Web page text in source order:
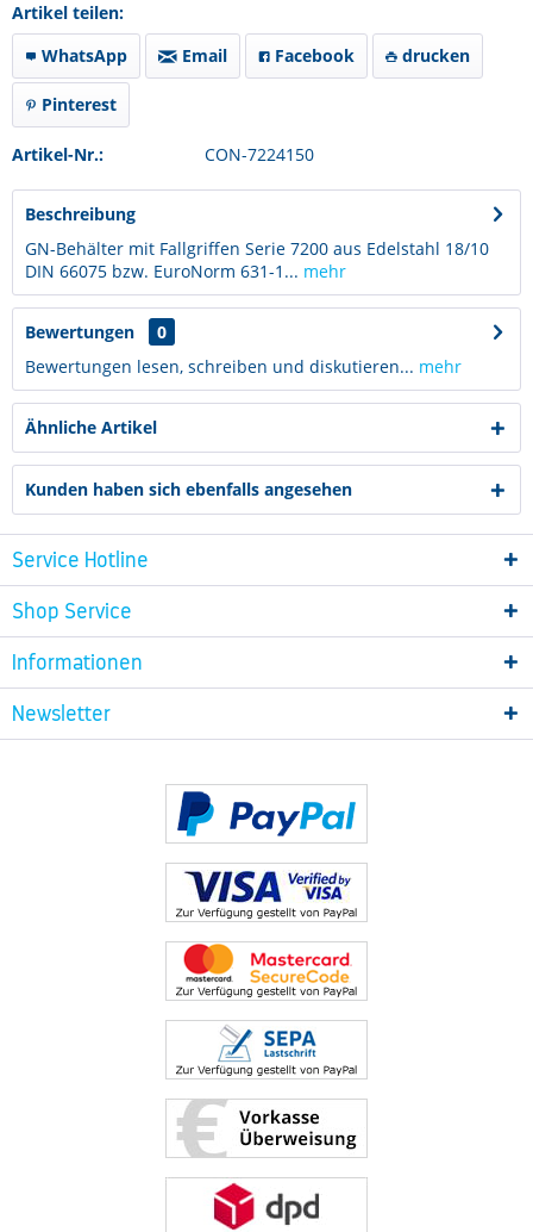
Artikel teilen:
WhatsApp
Email Facebook drucken
Pinterest
Artikel-Nr.: CON-7224150
Beschreibung
GN-Behälter mit Fallgriffen Serie 7200 aus Edelstahl 18/10
DIN 66075 bzw. EuroNorm 631-1... mehr
Bewertungen
0
Bewertungen lesen, schreiben und diskutieren... mehr
Ähnliche Artikel
Kunden haben sich ebenfalls angesehen
Service Hotline
Shop Service
Informationen
Newsletter